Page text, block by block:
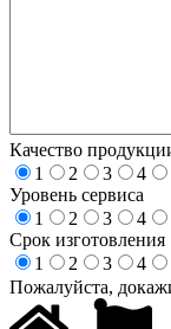
Качество
1
2 3 4
Уровень сервиса
1
2 3 4
Срок изготовления
1
2 3 4
Пожалуйста,